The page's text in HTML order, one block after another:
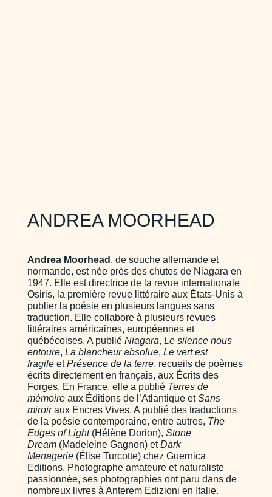
ANDREA MOORHEAD
Andrea Moorhead , de souche allemande et
normande, est née près des chutes de Niagara en
1947. Elle est directrice de la revue internationale
Osiris, la première revue littéraire aux États-Unis à
publier la poésie en plusieurs langues sans
traduction. Elle collabore à plusieurs revues
littéraires américaines, européennes et
québécoises. A publié Niagara, Le silence nous
entoure, La blancheur absolue, Le vert est
fragile etPrésence de la terre, recueils de poèmes
écrits directement en français, aux Écrits des
Forges. En France, elle a publié Terres de
mémoire aux Éditions de l’Atlantique etSans
miroiraux Encres Vives. A publié des traductions
de la poésie contemporaine, entre autres, The
Edges of Light (Hélène Dorion), Stone
Dream (Madeleine Gagnon) etDark
Menagerie (Élise Turcotte) chez Guernica
Editions. Photographe amateure et naturaliste
passionnée, ses photographies ont paru dans de
nombreux livres à Anterem Edizioni en Italie.